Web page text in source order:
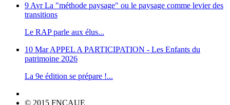
9 Avr La "méthode paysage" ou le paysage comme levier des
transitions
Le RAP parle aux élus...
10 Mar APPEL A PARTICIPATION - Les Enfants du
patrimoine 2026
La 9e édition se prépare !...
© 2015 FNCAUE